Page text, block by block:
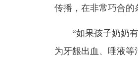
传播 ，在非常巧合
“如果孩子奶奶
为牙龈出血、唾液